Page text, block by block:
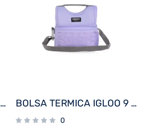
VASO TERMICO IGLOO 1.2 LITROS CARBONITE C/PAJITA 71227 BOLSA TERMICA IGLOO 9 LATAS GRIPPER 9 LILA 63153
0